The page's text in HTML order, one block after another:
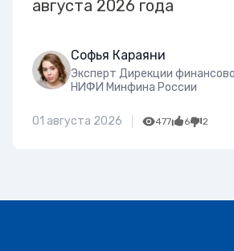
августа 2026 года
Софья Караяни
Эксперт Дирекции
НИФИ Минфина России
01 августа 2026 477 6 2